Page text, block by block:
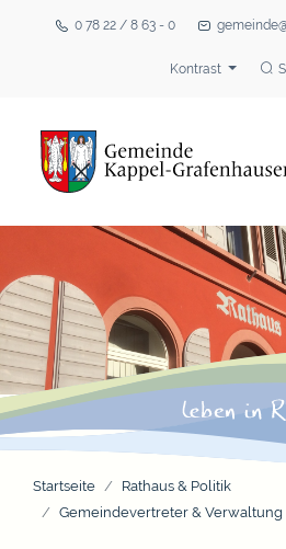
0 78 22 / 8 63 - 0
Kontrast
Startseite
Rathaus & Politik
Gemeindevertreter & Verwaltung